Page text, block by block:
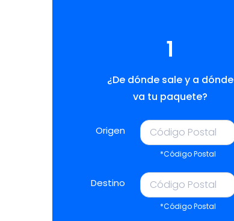
1
¿De dónde sale y a dónde
va tu paquete?
Origen
*Código Postal
Destino
*Código Postal